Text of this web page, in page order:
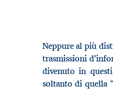
Neppure al più
trasmissioni
divenuto in
soltanto di quella